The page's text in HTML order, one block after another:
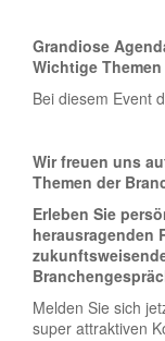
Grandiose
Wichtige
Bei diesem Event
Wir freuen uns
Themen der
Erleben Sie
herausragenden
Melden Sie sich
super attraktiven